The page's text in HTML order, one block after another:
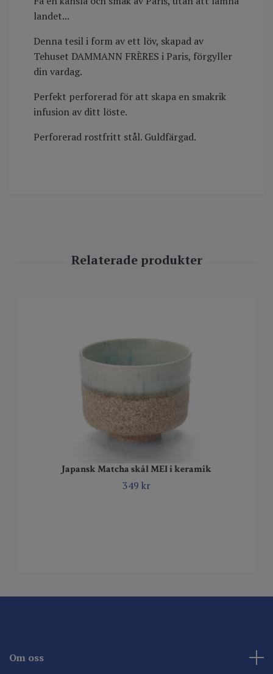
landet...
Denna tesil i form av ett löv, skapad av
Tehuset DAMMANN FRÈRES i Paris, förgyller
din vardag.
Perfekt perforerad för att skapa en smakrik
infusion av ditt löste.
Perforerad rostfritt stål. Guldfärgad.
Japansk Matcha skål MEI i keramik
349 kr
Om oss